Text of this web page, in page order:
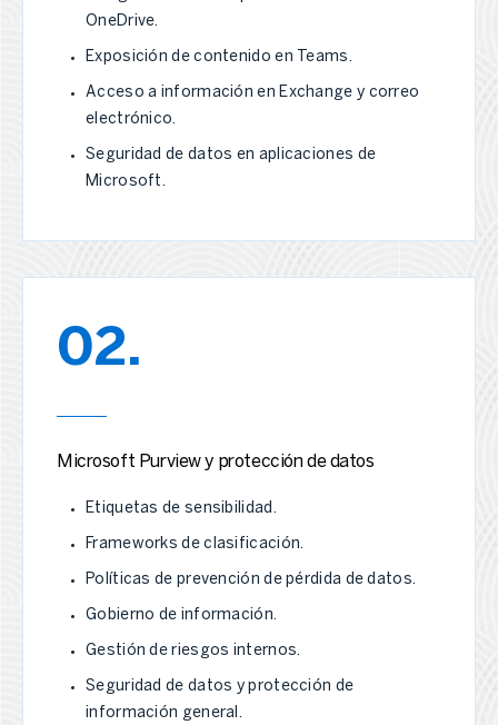
OneDrive.
Exposición de contenido en Teams.
Acceso a información en Exchange y correo
electrónico.
Seguridad de datos en aplicaciones de
Microsoft.
02.
Microsoft Purview y protección de datos
Etiquetas de sensibilidad.
Frameworks de clasificación.
Políticas de prevención de pérdida de datos.
Gobierno de información.
Gestión de riesgos internos.
Seguridad de datos y protección de
información general.